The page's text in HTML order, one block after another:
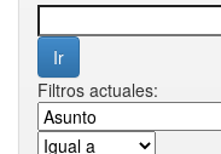
Filtros actuales: